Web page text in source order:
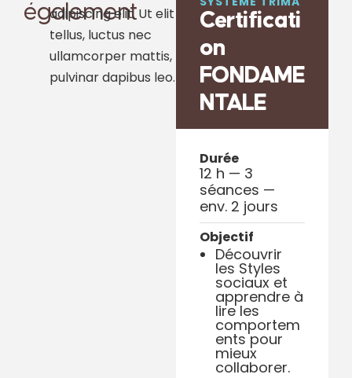
également
adipiscing elit. Ut elit
tellus, luctus nec
ullamcorper mattis,
pulvinar dapibus leo.
Certificati
on
FONDAME
NTALE
Durée
12 h — 3
séances —
env. 2 jours
Objectif
Découvrir
les Styles
sociaux et
apprendre à
lire les
comportem
ents pour
mieux
collaborer.